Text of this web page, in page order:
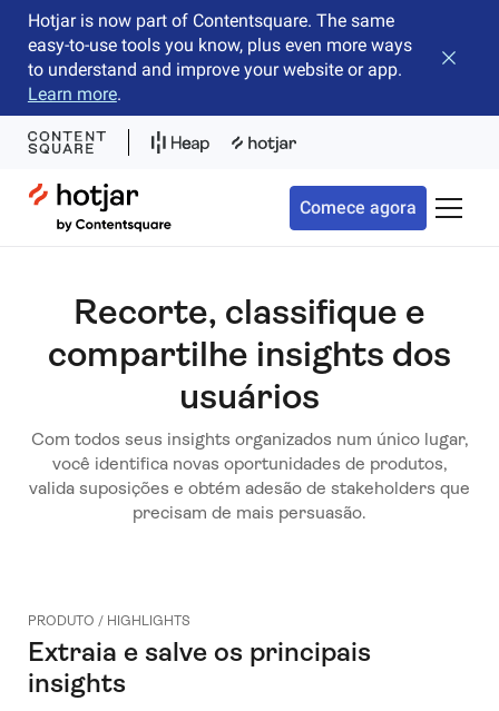
Hotjar is now part of Contentsquare. The same
easy-to-use tools you know, plus even more ways
to understand and improve your website or app.
Learn more.
Fechar
Hotjar Logo
Comece agora
Recorte, classifique e
compartilhe insights dos
usuários
Com todos seus insights organizados num único lugar,
você identifica novas oportunidades de produtos,
valida suposições e obtém adesão de stakeholders que
precisam de mais persuasão.
PRODUTO / HIGHLIGHTS
Extraia e salve os principais
insights